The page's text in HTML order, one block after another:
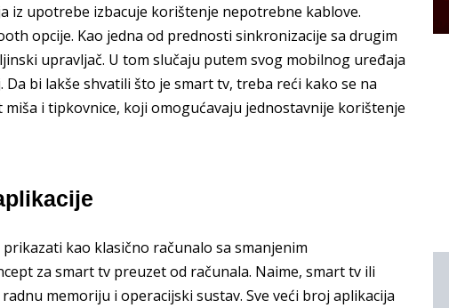
iz upotrebe izbacuje korištenje nepotrebne kablove.
opcije. Kao jedna od prednosti sinkronizacije sa drugim
upravljač. U tom slučaju putem svog mobilnog uređaja
bi lakše shvatili što je smart tv, treba reći kako se na
i tipkovnice, koji omogućavaju jednostavnije korištenje
kao klasično računalo sa smanjenim
za smart tv preuzet od računala. Naime, smart tv ili
memoriju i operacijski sustav. Sve veći broj aplikacija